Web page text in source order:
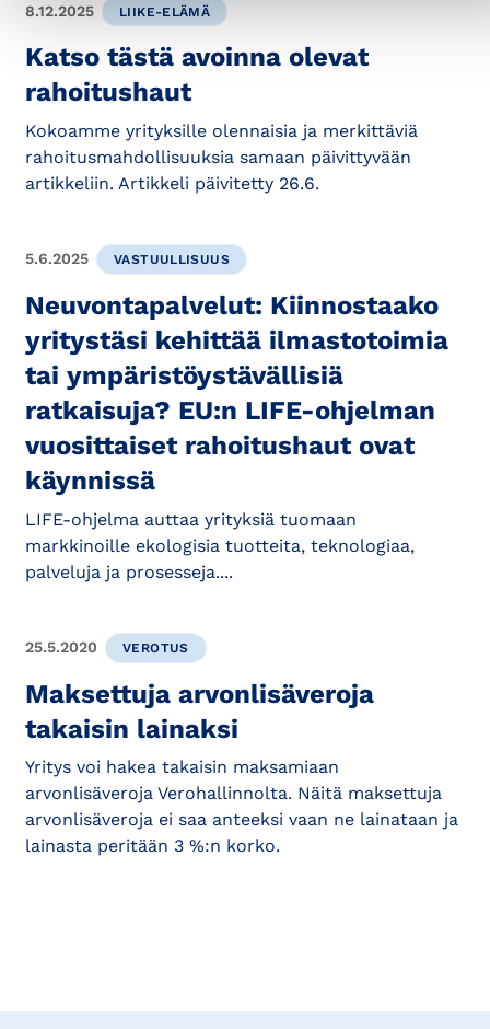
8.12.2025 LIIKE-ELÄMÄ
Katso tästä avoinna olevat
rahoitushaut
Kokoamme yrityksille olennaisia ja merkittäviä
rahoitusmahdollisuuksia samaan päivittyvään
artikkeliin. Artikkeli päivitetty 26.6.
5.6.2025 VASTUULLISUUS
Neuvontapalvelut: Kiinnostaako
yritystäsi kehittää ilmastotoimia
tai ympäristöystävällisiä
ratkaisuja? EU:n LIFE-ohjelman
vuosittaiset rahoitushaut ovat
käynnissä
LIFE-ohjelma auttaa yrityksiä tuomaan
markkinoille ekologisia tuotteita, teknologiaa,
palveluja ja prosesseja....
25.5.2020 VEROTUS
Maksettuja arvonlisäveroja
takaisin lainaksi
Yritys voi hakea takaisin maksamiaan
arvonlisäveroja Verohallinnolta. Näitä maksettuja
arvonlisäveroja ei saa anteeksi vaan ne lainataan ja
lainasta peritään 3 %:n korko.